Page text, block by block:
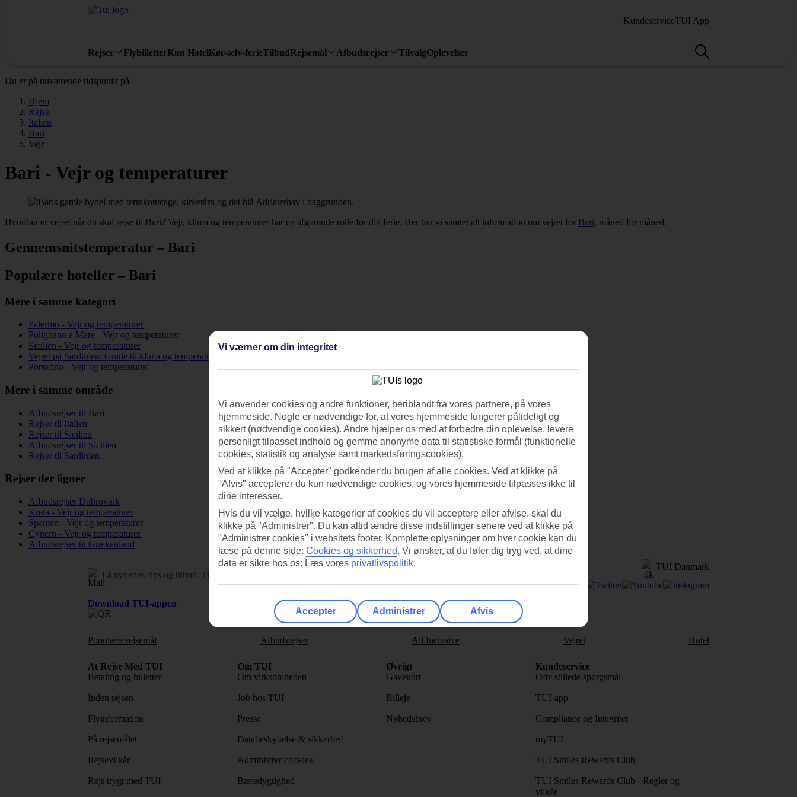
KundeserviceTUI App
Rejser FlybilletterKun HotelKør-selv-ferieTilbudRejsemål Afbudsrejser TilvalgOplevelser
Du er på nuværende tidspunkt på
Hjem
Rejse
Italien
Bari
Vejr
Bari - Vejr og temperaturer
Hvordan er vejret når du skal rejse til Bari? Vejr, klima og temperaturer har en afgørende rolle for din ferie. Her har vi samlet alt information om vejret for Bari, måned for måned.
Gennemsnitstemperatur – Bari
Populære hoteller – Bari
Mere i samme kategori
Palermo - Vejr og temperaturer
Polignano a Mare - Vejr og temperaturer
Sicilien - Vejr og temperaturer
Vejret på Sardinien: Guide til klima og temperaturer
Portofino - Vejr og temperaturer
Mere i samme område
Afbudsrejser til Bari
Rejser til Italien
Rejser til Sicilien
Afbudsrejser til Sicilien
Rejser til Sardinien
Rejser der ligner
Afbudsrejser Dubrovnik
Kreta - Vejr og temperaturer
Spanien - Vejr og temperaturer
Cypern - Vejr og temperaturer
Afbudsrejser til Grækenland
Få nyheder, tips og tilbud. Tilmeld dig vores nyhedsbrev
TUI Danmark
Download TUI-appen
Populære rejsemål Afbudsrejser All Inclusive Vejret Hotel
At Rejse Med TUI
Betaling og billetter
Inden rejsen
Flyinformation
På rejsemålet
Rejsevilkår
Rejs trygt med TUI
Om TUI
Om virksomheden
Job hos TUI
Presse
Databeskyttelse & sikkerhed
Administrer cookies
Bæredygtighed
Øvrigt
Gavekort
Billeje
Nyhedsbrev
Kundeservice
Ofte stillede spørgsmål
TUI-app
Compliance og Integritet
myTUI
TUI Smiles Rewards Club
TUI Smiles Rewards Club - Regler og
vilkår
Vi værner om din integritet
Vi anvender cookies og andre funktioner, heriblandt fra vores partnere, på vores
hjemmeside. Nogle er nødvendige for, at vores hjemmeside fungerer pålideligt og
sikkert (nødvendige cookies). Andre hjælper os med at forbedre din oplevelse, levere
personligt tilpasset indhold og gemme anonyme data til statistiske formål (funktionelle
cookies, statistik og analyse samt markedsføringscookies).
Ved at klikke på "Accepter" godkender du brugen af alle cookies. Ved at klikke på
"Afvis" accepterer du kun nødvendige cookies, og vores hjemmeside tilpasses ikke til
dine interesser.
Hvis du vil vælge, hvilke kategorier af cookies du vil acceptere eller afvise, skal du
klikke på "Administrer". Du kan altid ændre disse indstillinger senere ved at klikke på
"Administrer cookies" i websitets footer. Komplette oplysninger om hver cookie kan du
læse på denne side: Cookies og sikkerhed. Vi ønsker, at du føler dig tryg ved, at dine
data er sikre hos os: Læs vores privatlivspolitik.
Accepter Administrer Afvis